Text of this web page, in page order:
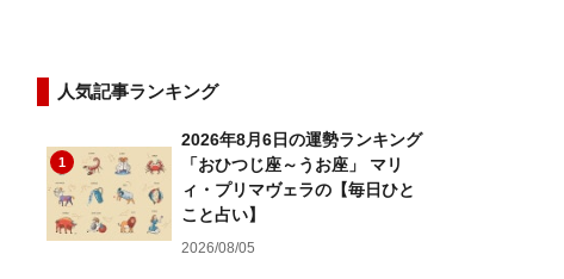
人気記事ランキング
1
2026年8月6日の運勢ランキング
「おひつじ座～うお座」 マリ
ィ・プリマヴェラの【毎日ひと
こと占い】
2026/08/05